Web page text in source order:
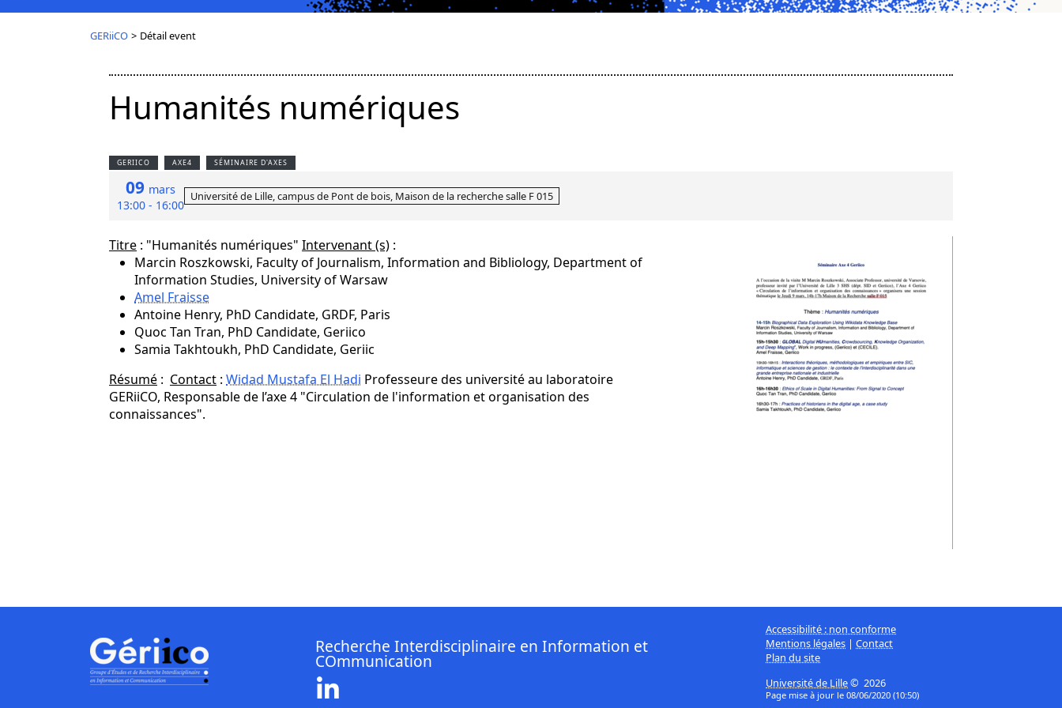
GERiiCO > Détail event
Humanités numériques
GERIICO AXE4 SÉMINAIRE D'AXES
09 mars
13:00 - 16:00
Université de Lille, campus de Pont de bois, Maison de la recherche salle F 015
Titre : "Humanités numériques" Intervenant (s) :
Marcin Roszkowski, Faculty of Journalism, Information and Bibliology, Department of
Information Studies, University of Warsaw
Amel Fraisse
Antoine Henry, PhD Candidate, GRDF, Paris
Quoc Tan Tran, PhD Candidate, Geriico
Samia Takhtoukh, PhD Candidate, Geriic
Résumé : Contact : Widad Mustafa El Hadi Professeure des université au laboratoire
GERiiCO, Responsable de l’axe 4 "Circulation de l'information et organisation des
connaissances".
Recherche Interdisciplinaire en Information et
COmmunication
Accessibilité : non conforme
Mentions légales | Contact
Plan du site
Université de Lille© 2026
Page mise à jour le 08/06/2020 (10:50)